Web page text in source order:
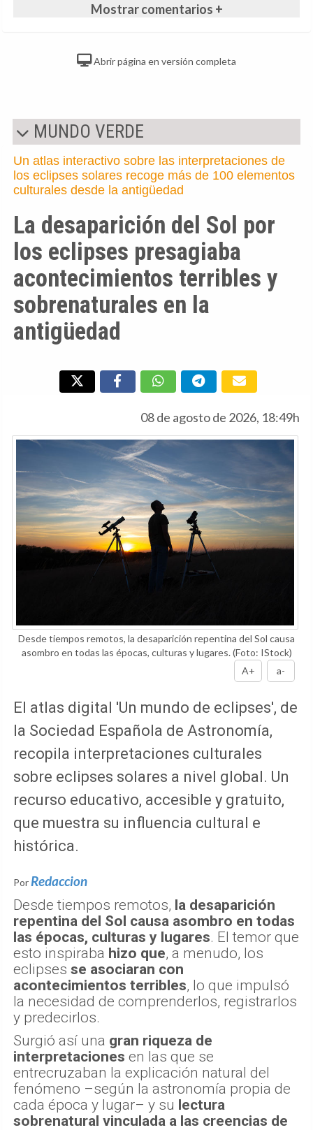
Mostrar comentarios +
Abrir página en versión completa
MUNDO VERDE
Un atlas interactivo sobre las interpretaciones de
los eclipses solares recoge más de 100 elementos
culturales desde la antigüedad
La desaparición del Sol por
los eclipses presagiaba
acontecimientos terribles y
sobrenaturales en la
antigüedad
08 de agosto de 2026, 18:49h
Desde tiempos remotos, la desaparición repentina del Sol causa
asombro en todas las épocas, culturas y lugares.(Foto: IStock)
A+
a-
El atlas digital 'Un mundo de eclipses', de
la Sociedad Española de Astronomía,
recopila interpretaciones culturales
sobre eclipses solares a nivel global. Un
recurso educativo, accesible y gratuito,
que muestra su influencia cultural e
histórica.
Por Redaccion
Desde tiempos remotos, la desaparición
repentina del Sol causa asombro en todas
las épocas, culturas y lugares. El temor que
esto inspiraba hizo que, a menudo, los
eclipses se asociaran con
acontecimientos terribles, lo que impulsó
la necesidad de comprenderlos, registrarlos
y predecirlos.
Surgió así una gran riqueza de
interpretaciones en las que se
entrecruzaban la explicación natural del
fenómeno –según la astronomía propia de
cada época y lugar– y su lectura
sobrenatural vinculada a las creencias de